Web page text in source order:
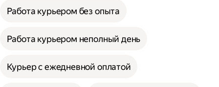
Работа курьером без опыта
Работа курьером неполный день
Курьер с ежедневной оплатой